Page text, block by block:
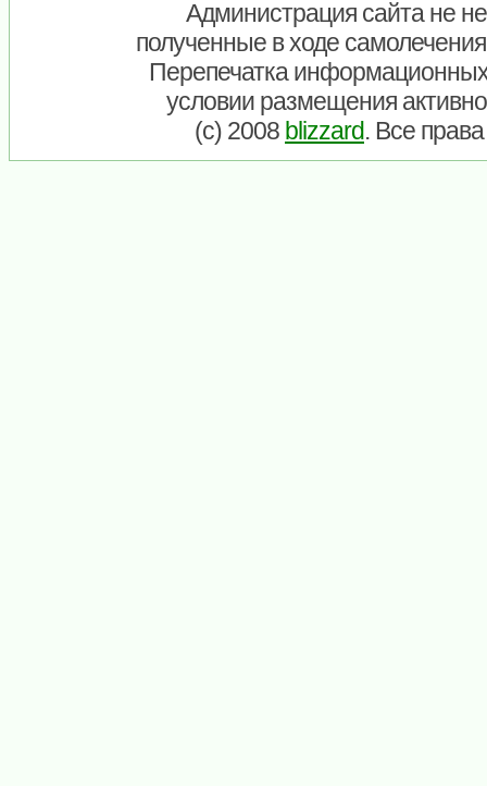
Администрация сайта не
полученные в ходе
Перепечатка
условии размещения
(c) 2008 blizzard. Все